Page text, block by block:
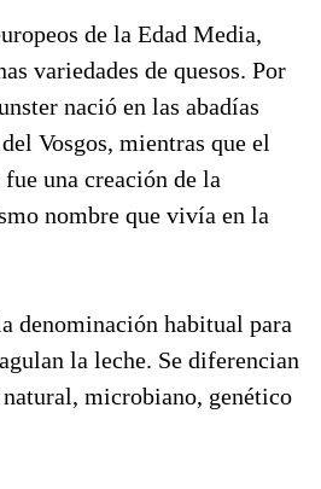
de la Edad Media,
variedades de quesos. Por
nació en las abadías
Vosgos, mientras que el
una creación de la
nombre que vivía en la
denominación habitual para
la leche. Se diferencian
microbiano, genético